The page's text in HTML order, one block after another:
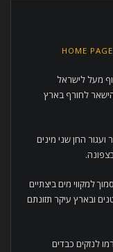
HOME PAGE
מעל לישראל
לחורף בארץ
החן שני מינים
למקווי מים ביצתיים
ובארץ עיקר תזונתם
לנזקים כבדים